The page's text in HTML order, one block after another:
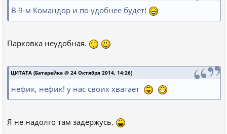
В 9-м Командор и по удобнее будет!
Парковка неудобная.
ЦИТАТА (Батарейка @ 24 Октября 2014, 14:26)
нефик, нефик! у нас своих хватает
Я не надолго там задержусь.